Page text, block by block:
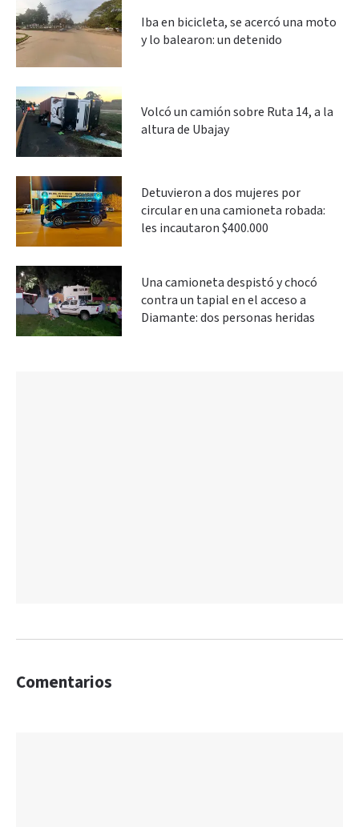
Iba en bicicleta, se acercó una moto
y lo balearon: un detenido
Volcó un camión sobre Ruta 14, a la
altura de Ubajay
Detuvieron a dos mujeres por
circular en una camioneta robada:
les incautaron $400.000
Una camioneta despistó y chocó
contra un tapial en el acceso a
Diamante: dos personas heridas
Comentarios